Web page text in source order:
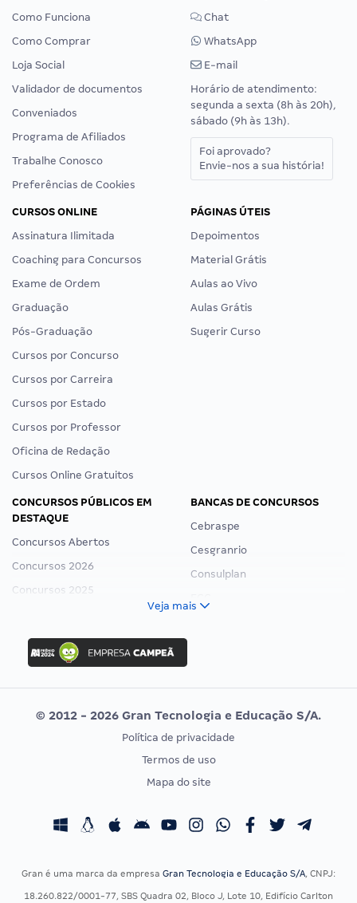
Como Funciona
Como Comprar
Loja Social
Validador de documentos
Conveniados
Programa de Afiliados
Trabalhe Conosco
Preferências de Cookies
Chat
WhatsApp
E-mail
Horário de atendimento:
segunda a sexta (8h às 20h),
sábado (9h às 13h).
Foi aprovado?
Envie-nos a sua história!
CURSOS ONLINE
Assinatura Ilimitada
Coaching para Concursos
Exame de Ordem
Graduação
Pós-Graduação
Cursos por Concurso
Cursos por Carreira
Cursos por Estado
Cursos por Professor
Oficina de Redação
Cursos Online Gratuitos
PÁGINAS ÚTEIS
Depoimentos
Material Grátis
Aulas ao Vivo
Aulas Grátis
Sugerir Curso
CONCURSOS PÚBLICOS EM
DESTAQUE
Concursos Abertos
Concursos 2026
Concursos 2025
Concurso Ibama
Concurso MPU
Editais publicados
BANCAS DE CONCURSOS
Cebraspe
Cesgranrio
Consulplan
Vunesp
CONCURSOS POR PROFISSÃO
Concursos Fiscais
EXAME DE ORDEM
Calendário OAB
Veja mais
© 2012 - 2026 Gran Tecnologia e Educação S/A.
Política de privacidade
Termos de uso
Mapa do site
Gran é uma marca da empresa Gran Tecnologia e Educação S/A, CNPJ:
18.260.822/0001-77, SBS Quadra 02, Bloco J, Lote 10, Edifício Carlton